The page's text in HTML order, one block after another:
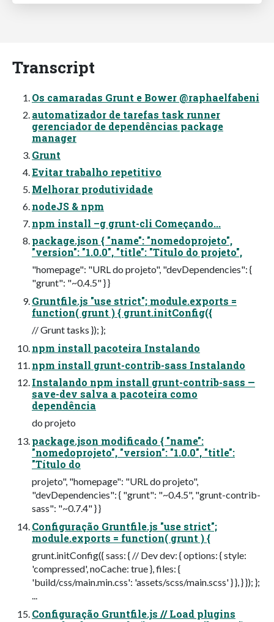
Transcript
Os camaradas Grunt e Bower @raphaelfabeni
automatizador de tarefas task runner
gerenciador de dependências package
manager
Grunt
Evitar trabalho repetitivo
Melhorar produtividade
nodeJS & npm
npm install –g grunt-cli Começando...
package.json { "name": "nomedoprojeto",
"version": "1.0.0", "title": "Título do projeto",
"homepage": "URL do projeto", "devDependencies": {
"grunt": "~0.4.5" } }
Gruntfile.js "use strict"; module.exports =
function( grunt ) { grunt.initConfig({
// Grunt tasks }); };
npm install pacoteira Instalando
npm install grunt-contrib-sass Instalando
Instalando npm install grunt-contrib-sass —
save-dev salva a pacoteira como
dependência
do projeto
package.json modificado { "name":
"nomedoprojeto", "version": "1.0.0", "title":
"Título do
projeto", "homepage": "URL do projeto",
"devDependencies": { "grunt": "~0.4.5", "grunt-contrib-
sass": "~0.7.4" } }
Configuração Gruntfile.js "use strict";
module.exports = function( grunt ) {
grunt.initConfig({ sass: { // Dev dev: { options: { style:
'compressed', noCache: true }, files: {
'build/css/main.min.css': 'assets/scss/main.scss' } }, } }); };
...
Configuração Gruntfile.js // Load plugins